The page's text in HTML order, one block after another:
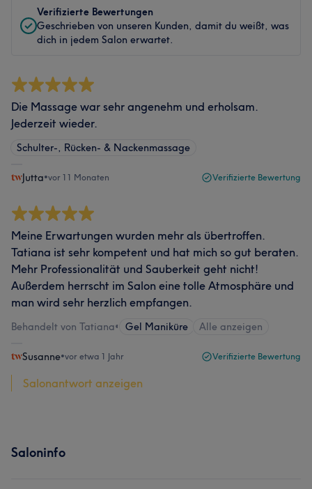
Verifizierte Bewertungen
Geschrieben von unseren Kunden, damit du weißt, was
dich in jedem Salon erwartet.
Die Massage war sehr angenehm und erholsam.
Jederzeit wieder.
Schulter-, Rücken- & Nackenmassage
Jutta•vor 11 Monaten Verifizierte Bewertung
Meine Erwartungen wurden mehr als übertroffen.
Tatiana ist sehr kompetent und hat mich so gut beraten.
Mehr Professionalität und Sauberkeit geht nicht!
Außerdem herrscht im Salon eine tolle Atmosphäre und
man wird sehr herzlich empfangen.
Behandelt von Tatiana• Gel Maniküre Alle anzeigen
Susanne•vor etwa 1 Jahr Verifizierte Bewertung
Salonantwort anzeigen
Saloninfo